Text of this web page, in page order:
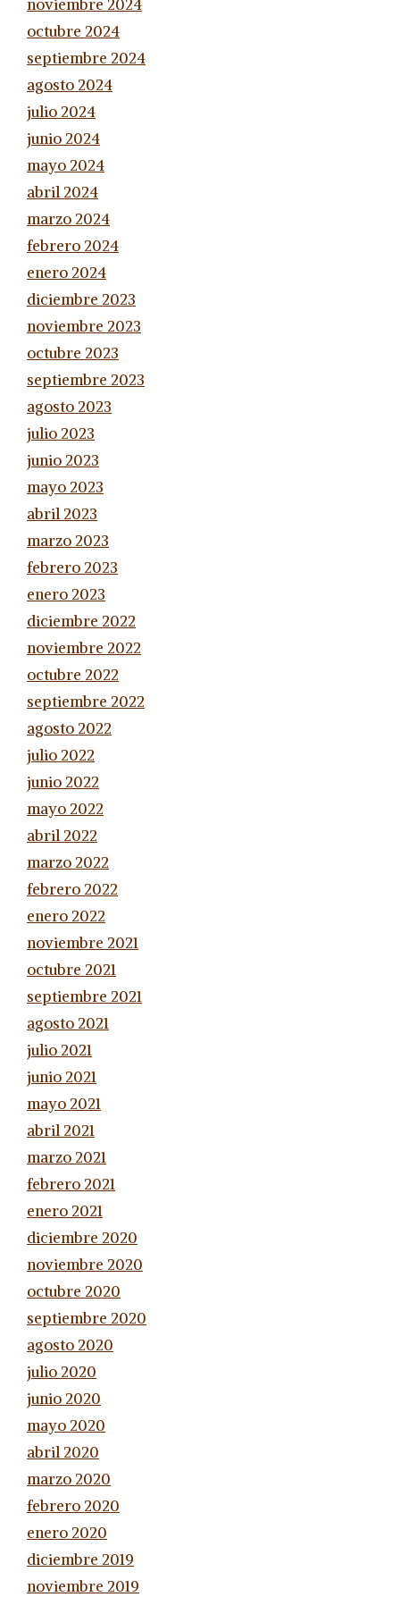
noviembre 2024
octubre 2024
septiembre 2024
agosto 2024
julio 2024
junio 2024
mayo 2024
abril 2024
marzo 2024
febrero 2024
enero 2024
diciembre 2023
noviembre 2023
octubre 2023
septiembre 2023
agosto 2023
julio 2023
junio 2023
mayo 2023
abril 2023
marzo 2023
febrero 2023
enero 2023
diciembre 2022
noviembre 2022
octubre 2022
septiembre 2022
agosto 2022
julio 2022
junio 2022
mayo 2022
abril 2022
marzo 2022
febrero 2022
enero 2022
noviembre 2021
octubre 2021
septiembre 2021
agosto 2021
julio 2021
junio 2021
mayo 2021
abril 2021
marzo 2021
febrero 2021
enero 2021
diciembre 2020
noviembre 2020
octubre 2020
septiembre 2020
agosto 2020
julio 2020
junio 2020
mayo 2020
abril 2020
marzo 2020
febrero 2020
enero 2020
diciembre 2019
noviembre 2019